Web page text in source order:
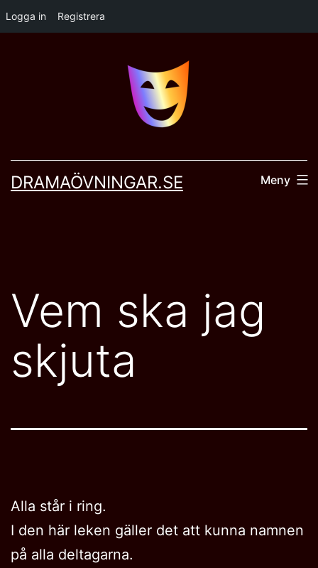
Logga in Registrera
DRAMAÖVNINGAR.SE Meny
Vem ska jag
skjuta
Alla står i ring.
I den här leken gäller det att kunna namnen
på alla deltagarna.